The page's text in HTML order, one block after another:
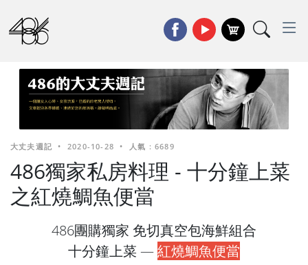
大丈夫週記 • 2020-10-28 • 人氣 : 6689
486獨家私房料理 - 十分鐘上菜
之紅燒鯛魚便當
486團購獨家 免切真空包海鮮組合
十分鐘上菜 —紅燒鯛魚便當